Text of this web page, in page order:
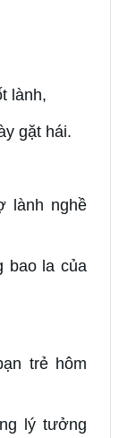
lành,
gặt hái.
lành nghề
bao la của
trẻ hôm
lý tưởng